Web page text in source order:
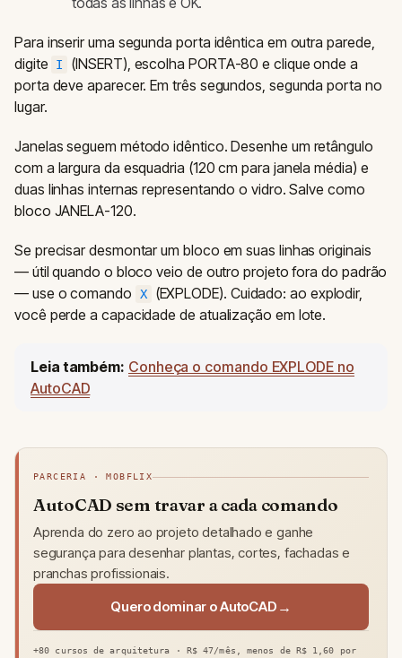
Para inserir uma segunda porta idêntica em outra parede,
digite
I
(INSERT), escolha PORTA-80 e clique onde a
porta deve aparecer. Em três segundos, segunda porta no
lugar.
Janelas seguem método idêntico. Desenhe um retângulo
com a largura da esquadria (120 cm para janela média) e
duas linhas internas representando o vidro. Salve como
bloco JANELA-120.
Se precisar desmontar um bloco em suas linhas originais
— útil quando o bloco veio de outro projeto fora do padrão
— use o comando
X
(EXPLODE). Cuidado: ao explodir,
você perde a capacidade de atualização em lote.
Leia também: Conheça o comando EXPLODE no
AutoCAD
PARCERIA · MOBFLIX
AutoCAD sem travar a cada comando
Aprenda do zero ao projeto detalhado e ganhe
segurança para desenhar plantas, cortes, fachadas e
pranchas profissionais.
Quero dominar o AutoCAD
+80 cursos de arquitetura · R$ 47/mês, menos de R$ 1,60 por